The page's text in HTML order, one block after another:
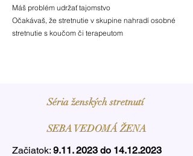
Máš problém udržať tajomstvo
Očakávaš, že stretnutie v skupine nahradí osobné
stretnutie s koučom či terapeutom
Séria ženských stretnutí
SEBA VEDOMÁ ŽENA
Začiatok: 9.11. 2023 do 14.12.2023